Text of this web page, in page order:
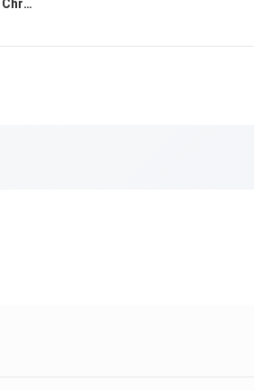
Ludwig Feuerbach: Das Wesen des Christentums